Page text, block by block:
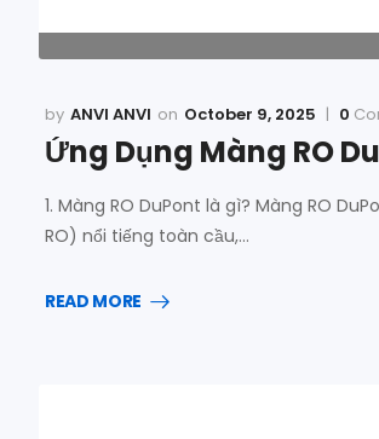
ANVI ANVI October 9, 2025 0
Ứng Dụng Màng RO
1. Màng RO DuPont là gì? Màng RO
RO) nổi tiếng toàn cầu,…
READ MORE